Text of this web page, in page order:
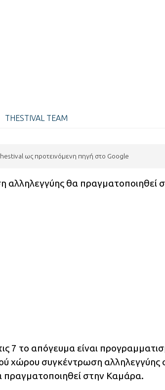
THESTIVAL TEAM
ως προτεινόμενη πηγή στο Google
αλληλεγγύης θα πραγματοποιηθεί
7 το απόγευμα είναι
χώρου συγκέντρωση αλληλεγγύης
στην Καμάρα.